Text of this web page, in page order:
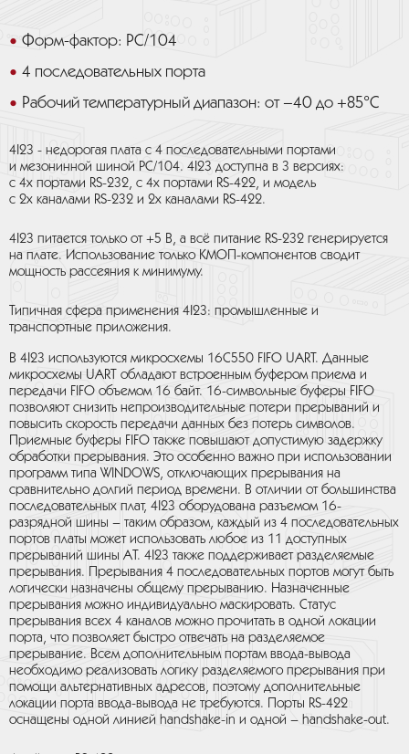
Форм-фактор: PC/104
4 последовательных порта
Рабочий температурный диапазон: от –40 до +85°С
4I23 - недорогая плата с 4 последовательными портами
и мезонинной шиной PC/104. 4I23 доступна в 3 версиях:
с 4x портами RS-232, с 4x портами RS-422, и модель
с 2x каналами RS-232 и 2x каналами RS-422.
4I23 питается только от +5 В, а всё питание RS-232 генерируется
на плате. Использование только КМОП-компонентов сводит
мощность рассеяния к минимуму.
Типичная сфера применения 4I23: промышленные и
транспортные приложения.
В 4I23 используются микросхемы 16C550 FIFO UART. Данные
микросхемы UART обладают встроенным буфером приема и
передачи FIFO объемом 16 байт. 16-символьные буферы FIFO
позволяют снизить непроизводительные потери прерываний и
повысить скорость передачи данных без потерь символов.
Приемные буферы FIFO также повышают допустимую задержку
обработки прерывания. Это особенно важно при использовании
программ типа WINDOWS, отключающих прерывания на
сравнительно долгий период времени. В отличии от большинства
последовательных плат, 4I23 оборудована разъемом 16-
разрядной шины – таким образом, каждый из 4 последовательных
портов платы может использовать любое из 11 доступных
прерываний шины AT. 4I23 также поддерживает разделяемые
прерывания. Прерывания 4 последовательных портов могут быть
логически назначены общему прерыванию. Назначенные
прерывания можно индивидуально маскировать. Статус
прерывания всех 4 каналов можно прочитать в одной локации
порта, что позволяет быстро отвечать на разделяемое
прерывание. Всем дополнительным портам ввода-вывода
необходимо реализовать логику разделяемого прерывания при
помощи альтернативных адресов, поэтому дополнительные
локации порта ввода-вывода не требуются. Порты RS-422
оснащены одной линией handshake-in и одной – handshake-out.